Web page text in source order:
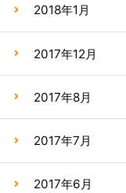
2018年1月
2017年12月
2017年8月
2017年7月
2017年6月